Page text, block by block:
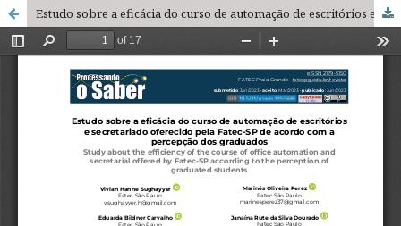
Estudo sobre a eficácia do curso de automação de escritórios e secretariado oferecido pela FATEC-SP de acordo com a percepção dos graduados